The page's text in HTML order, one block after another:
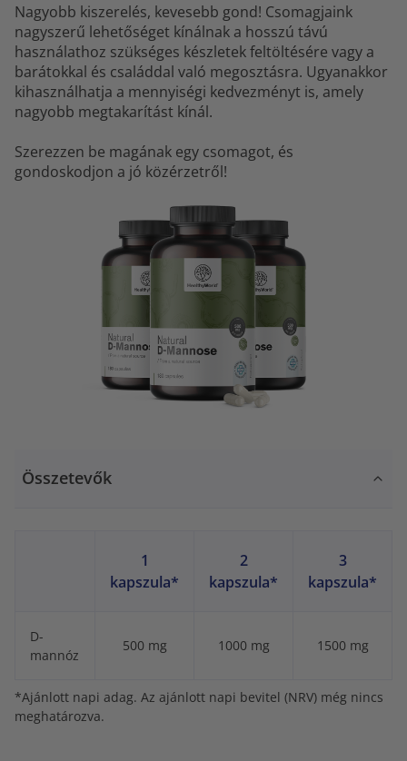
Nagyobb kiszerelés, kevesebb gond! Csomagjaink
nagyszerű lehetőséget kínálnak a hosszú távú
használathoz szükséges készletek feltöltésére vagy a
barátokkal és családdal való megosztásra. Ugyanakkor
kihasználhatja a mennyiségi kedvezményt is, amely
nagyobb megtakarítást kínál.
Szerezzen be magának egy csomagot, és
gondoskodjon a jó közérzetről!
Összetevők
1
kapszula*
2
kapszula*
3
kapszula*
D-
mannóz
500 mg 1000 mg 1500 mg
*Ajánlott napi adag. Az ajánlott napi bevitel (NRV) még nincs
meghatározva.